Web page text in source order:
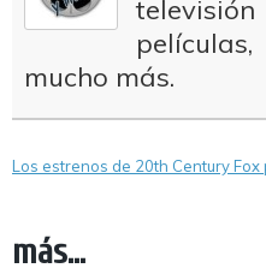
mucho más.
Los estrenos de 20th Century Fox
más...